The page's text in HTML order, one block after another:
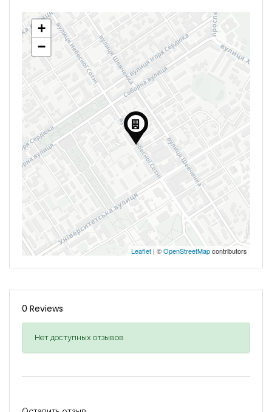
+
−
Leaflet | ©OpenStreetMapcontributors
0 Reviews
Нет доступных отзывов